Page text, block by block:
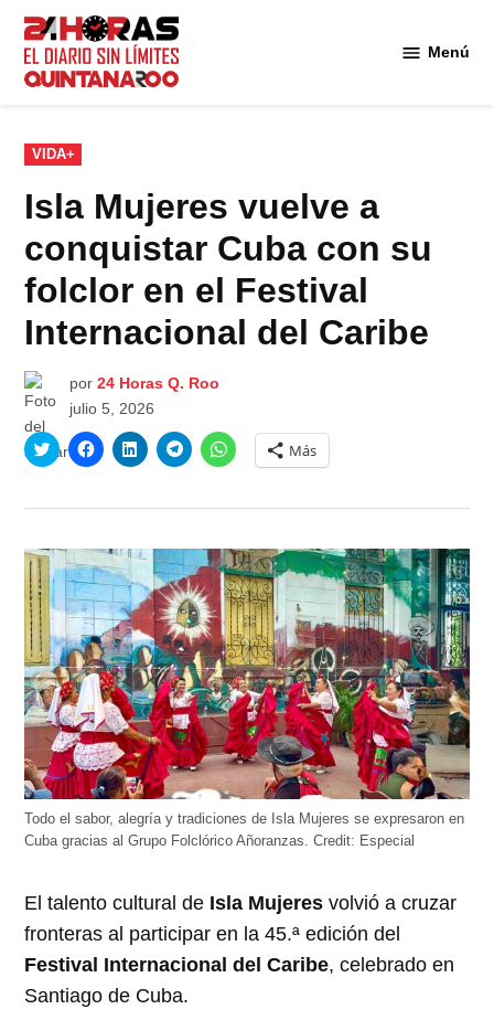
Saltar
contenido
Menú
PUBLICADO
EN
VIDA+
Isla Mujeres vuelve a
conquistar Cuba con su
folclor en el Festival
Internacional del Caribe
por 24 Horas Q. Roo
julio 5, 2026
Haz
clic
en
abre
en
una
ventana
nueva)
Haz
clic
en
abre
en
una
ventana
nueva)
Haz
clic
en
abre
en
una
ventana
nueva)
Haz
clic
en
abre
en
una
ventana
nueva)
Haz
clic
para
en
abre
en
una
ventana
nueva)
Más
Todo el sabor, alegría y tradiciones de Isla Mujeres se expresaron en
Cuba gracias al Grupo Folclórico Añoranzas.Credit: Especial
El talento cultural de Isla Mujeres volvió a cruzar
fronteras al participar en la 45.ª edición del
Festival Internacional del Caribe, celebrado en
Santiago de Cuba.